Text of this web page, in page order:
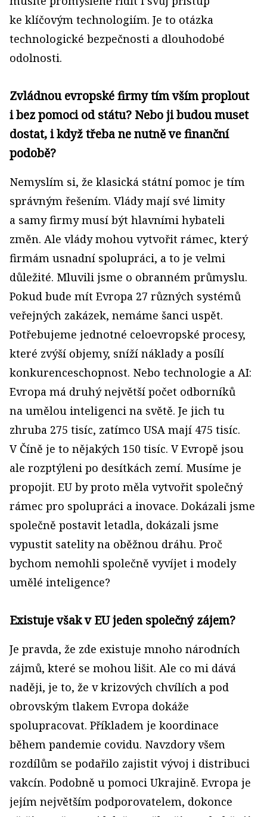
ke klíčovým technologiím. Je to otázka
technologické bezpečnosti a dlouhodobé
odolnosti.
Zvládnou evropské firmy tím vším proplout
i bez pomoci od státu? Nebo ji budou muset
dostat, i když třeba ne nutně ve finanční
podobě?
Nemyslím si, že klasická státní pomoc je tím
správným řešením. Vlády mají své limity
a samy firmy musí být hlavními hybateli
změn. Ale vlády mohou vytvořit rámec, který
firmám usnadní spolupráci, a to je velmi
důležité. Mluvili jsme o obranném průmyslu.
Pokud bude mít Evropa 27 různých systémů
veřejných zakázek, nemáme šanci uspět.
Potřebujeme jednotné celoevropské procesy,
které zvýší objemy, sníží náklady a posílí
konkurenceschopnost. Nebo technologie a AI:
Evropa má druhý největší počet odborníků
na umělou inteligenci na světě. Je jich tu
zhruba 275 tisíc, zatímco USA mají 475 tisíc.
V Číně je to nějakých 150 tisíc. V Evropě jsou
ale rozptýleni po desítkách zemí. Musíme je
propojit. EU by proto měla vytvořit společný
rámec pro spolupráci a inovace. Dokázali jsme
společně postavit letadla, dokázali jsme
vypustit satelity na oběžnou dráhu. Proč
bychom nemohli společně vyvíjet i modely
umělé inteligence?
Existuje však v EU jeden společný zájem?
Je pravda, že zde existuje mnoho národních
zájmů, které se mohou lišit. Ale co mi dává
naději, je to, že v krizových chvílích a pod
obrovským tlakem Evropa dokáže
spolupracovat. Příkladem je koordinace
během pandemie covidu. Navzdory všem
rozdílům se podařilo zajistit vývoj i distribuci
vakcín. Podobně u pomoci Ukrajině. Evropa je
jejím největším podporovatelem, dokonce